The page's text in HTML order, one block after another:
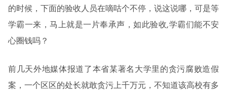
的时候，下面的验收人员在嘀咕个不停，说这说哪，可是等
学霸一来，马上就是一片奉承声，如此验收,学霸们能不安
心圈钱吗？
前几天外地媒体报道了本省某著名大学里的贪污腐败造假
案，一个区区的处长就敢贪污上千万元，不知道该高校有多